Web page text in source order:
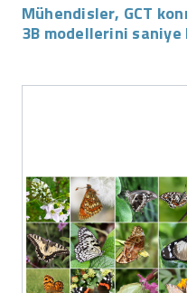
Mühendisler, GCT
3B modellerini saniye